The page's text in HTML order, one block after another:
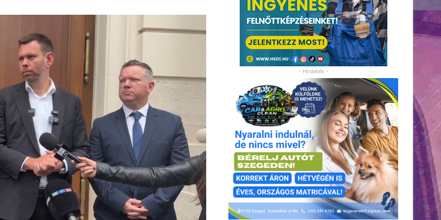
- Hirdetés -